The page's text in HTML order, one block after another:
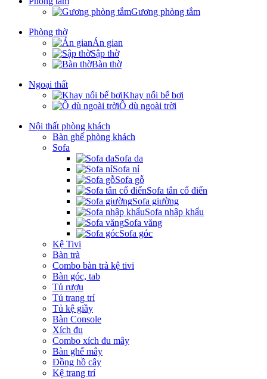
Gương phòng tắm
Phòng thờ
Án gian
Sập thờ
Bàn thờ
Ngoại thất
Khay nổi bể bơi
Ô dù ngoài trời
Nội thất phòng khách
Bàn ghế phòng khách
Sofa
Sofa da
Sofa nỉ
Sofa gỗ
Sofa tân cổ điển
Sofa giường
Sofa nhập khẩu
Sofa văng
Sofa góc
Kệ Tivi
Bàn trà
Combo bàn trà kệ tivi
Bàn góc, tab
Tủ rượu
Tủ trang trí
Tủ kệ giầy
Bàn Console
Xích đu
Combo xích đu mây
Bàn ghế mây
Đồng hồ cây
Kệ trang trí